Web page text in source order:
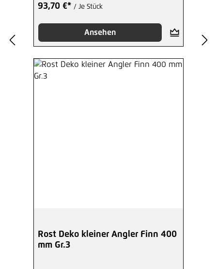
93,70 €* / Je Stück
Ansehen
Rost Deko kleiner Angler Finn 400
mm Gr.3